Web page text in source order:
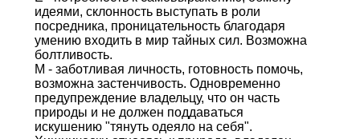
идеями, склонность выступать в роли
посредника, проницательность благодаря
умению входить в мир тайных сил. Возможна
болтливость.
М - заботливая личность, готовность помочь,
возможна застенчивость. Одновременно
предупреждение владельцу, что он часть
природы и не должен поддаваться
искушению "тянуть одеяло на себя".